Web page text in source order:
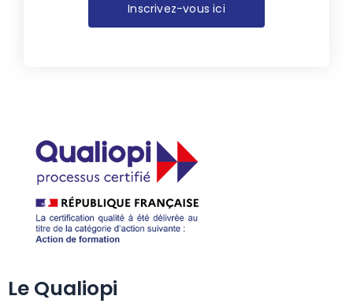
Inscrivez-vous ici
Le Qualiopi